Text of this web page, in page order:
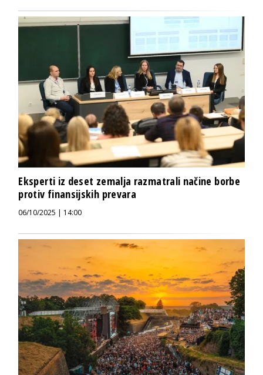
Eksperti iz deset zemalja razmatrali načine borbe
protiv finansijskih prevara
06/10/2025 | 14:00